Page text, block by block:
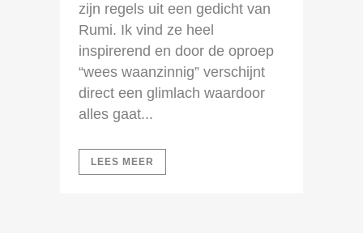
zijn regels uit een gedicht van
Rumi. Ik vind ze heel
inspirerend en door de oproep
“wees waanzinnig” verschijnt
direct een glimlach waardoor
alles gaat...
LEES MEER